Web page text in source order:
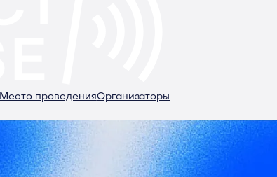
Место проведенияОрганизаторы